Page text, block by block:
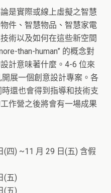
是實際或線上虛擬之智慧
件、智慧物品、智慧家電
術以及如何在這些新空間
than-human” 的概念對
計意味著什麼。4-6 位來
展一個創意設計專案。各
還也會得到指導和技術支
作營之後將會有一場成果
(四) ~11 月 29 日(五) 含假
(五)
(五)